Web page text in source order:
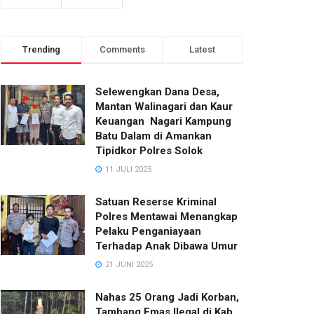
Trending Comments Latest
Selewengkan Dana Desa,
Mantan Walinagari dan Kaur
Keuangan Nagari Kampung
Batu Dalam di Amankan
Tipidkor Polres Solok
11 JULI 2025
Satuan Reserse Kriminal
Polres Mentawai Menangkap
Pelaku Penganiayaan
Terhadap Anak Dibawa Umur
21 JUNI 2025
Nahas 25 Orang Jadi Korban,